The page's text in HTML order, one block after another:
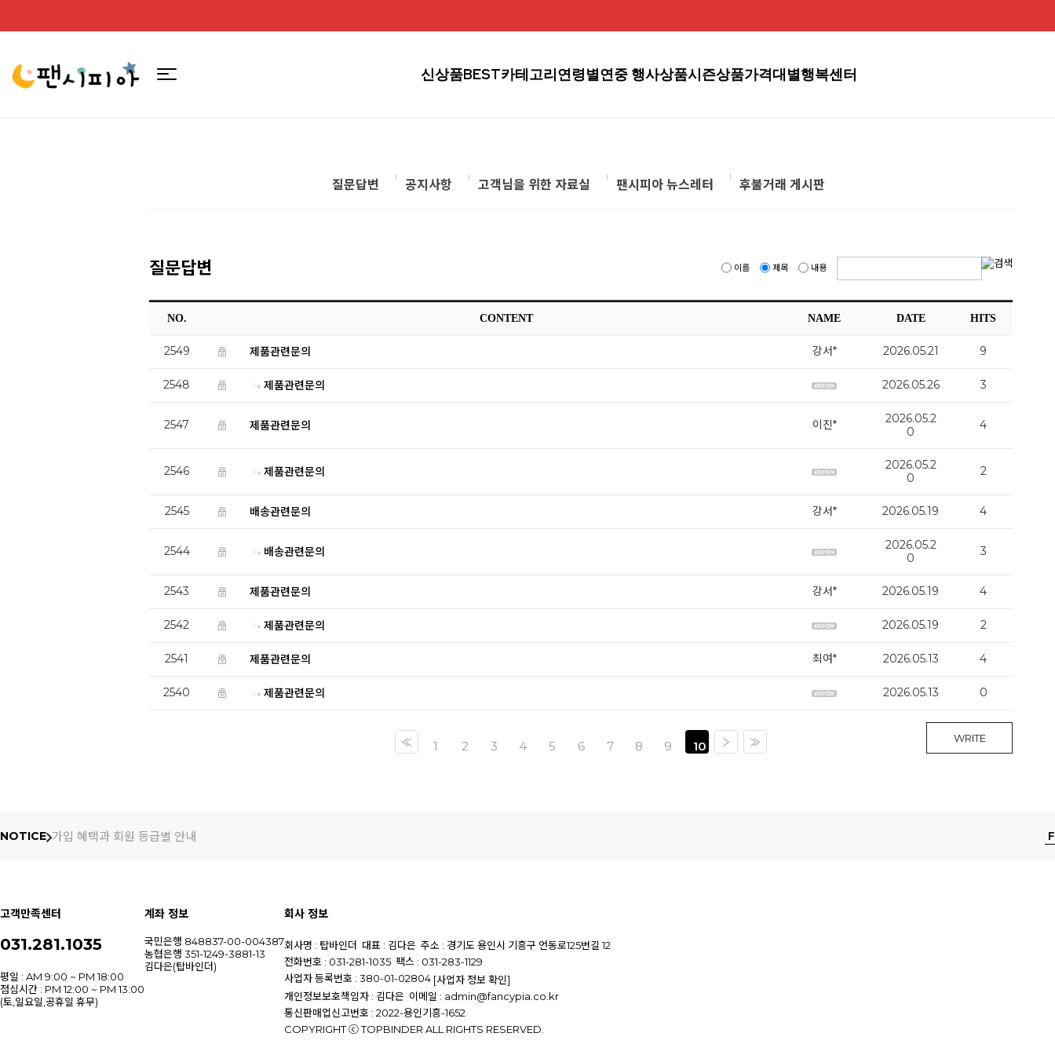
신상품BEST카테고리연령별연중 행사상품시즌상품가격대별행복센터
질문답변 공지사항 고객님을 위한 자료실 팬시피아 뉴스레터 후불거래 게시판
질문답변 이름 제목 내용
NO. CONTENT NAME DATE HITS
2549 제품관련문의 강서* 2026.05.21 9
2548 제품관련문의 2026.05.26 3
2547 제품관련문의 이진*
2026.05.2
0
4
2546 제품관련문의
2026.05.2
0
2
2545 배송관련문의 강서* 2026.05.19 4
2544 배송관련문의
2026.05.2
0
3
2543 제품관련문의 강서* 2026.05.19 4
2542 제품관련문의 2026.05.19 2
2541 제품관련문의 최여* 2026.05.13 4
2540 제품관련문의 2026.05.13 0
WRITE
1 2 3 4 5 6 7 8 9 10
NOTICE 가입 혜택과 회원 등급별 안내
고객만족센터
031.281.1035
평일 : AM 9:00 ~ PM 18:00
점심시간 : PM 12:00 ~ PM 13:00
(토,일요일,공휴일 휴무)
계좌 정보
국민은행 848837-00-004387
농협은행 351-1249-3881-13
김다은(탑바인더)
회사 정보
회사명 : 탑바인더 대표 : 김다은 주소 : 경기도 용인시 기흥구 언동로125번길 12
전화번호 : 031-281-1035 팩스 : 031-283-1129
사업자 등록번호 : 380-01-02804 [사업자 정보 확인]
개인정보보호책임자 : 김다은 이메일 : admin@fancypia.co.kr
통신판매업신고번호 : 2022-용인기흥-1652
COPYRIGHT ⓒ TOPBINDER ALL RIGHTS RESERVED.